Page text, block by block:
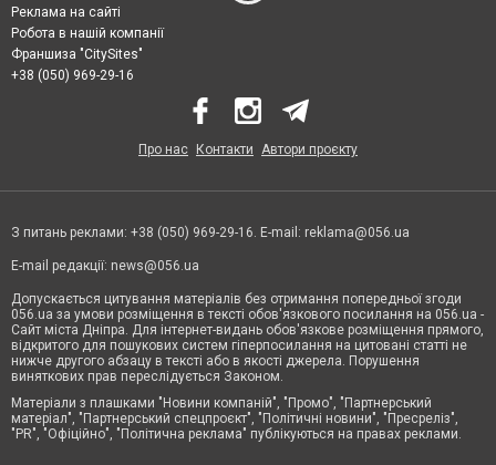
Реклама на сайті
Робота в нашій компанії
Франшиза "CitySites"
+38 (050) 969-29-16
Про нас Контакти Автори проєкту
З питань реклами: +38 (050) 969-29-16. E-mail: reklama@056.ua
E-mail редакції: news@056.ua
Допускається цитування матеріалів без отримання попередньої згоди
056.ua за умови розміщення в тексті обов'язкового посилання на 056.ua -
Сайт міста Дніпра. Для інтернет-видань обов'язкове розміщення прямого,
відкритого для пошукових систем гіперпосилання на цитовані статті не
нижче другого абзацу в тексті або в якості джерела. Порушення
виняткових прав переслідується Законом.
Матеріали з плашками "Новини компаній", "Промо", "Партнерський
матеріал", "Партнерський спецпроєкт", "Політичні новини", "Пресреліз",
"PR", "Офіційно", "Політична реклама" публікуються на правах реклами.